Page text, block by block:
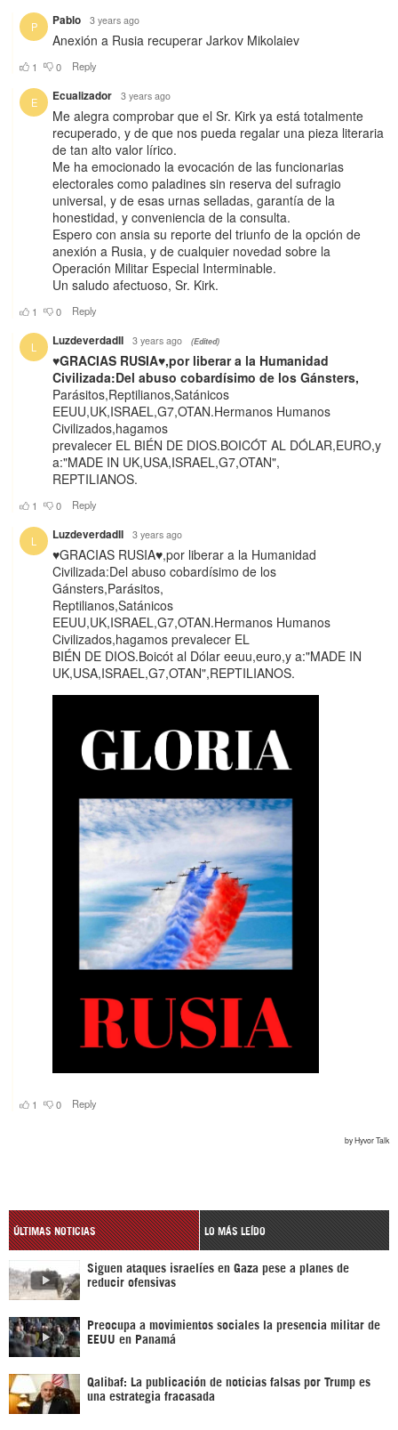
ÚLTIMAS NOTICIAS LO MÁS LEÍDO
Siguen ataques israelíes en Gaza pese a planes de
reducir ofensivas
Preocupa a movimientos sociales la presencia militar de
EEUU en Panamá
Qalibaf: La publicación de noticias falsas por Trump es
una estrategia fracasada